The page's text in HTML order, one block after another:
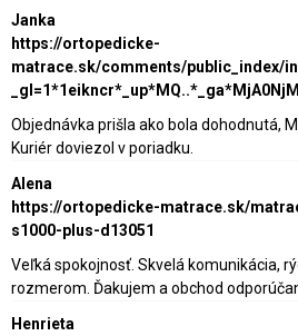
Janka
https://ortopedicke-
matrace.sk/comments/public_index/
Objednávka prišla ako bola dohodnutá,
Kuriér doviezol v poriadku.
Alena
https://ortopedicke-matrace.sk/
s1000-plus-d13051
Veľká spokojnosť. Skvelá komunikácia,
rozmerom. Ďakujem a obchod
Henrieta